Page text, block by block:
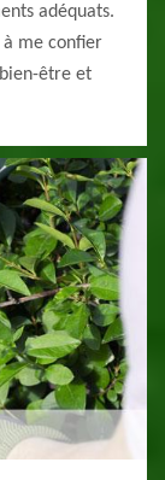
adéquats.
à me confier
bien-être et